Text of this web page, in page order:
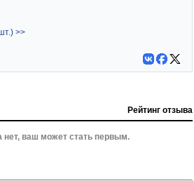
>>
Рейтинг отзыва
нет, ваш может стать первым.